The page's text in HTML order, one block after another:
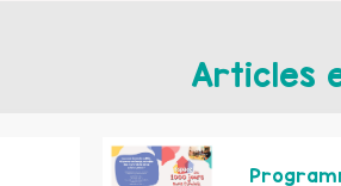
Articles